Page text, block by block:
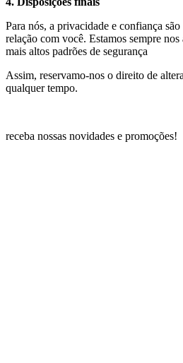
Para nós, a privacidade e confiança
relação com você. Estamos sempre
mais altos padrões de segurança
Assim, reservamo-nos o direito de
qualquer tempo.
receba nossas novidades e promoções!